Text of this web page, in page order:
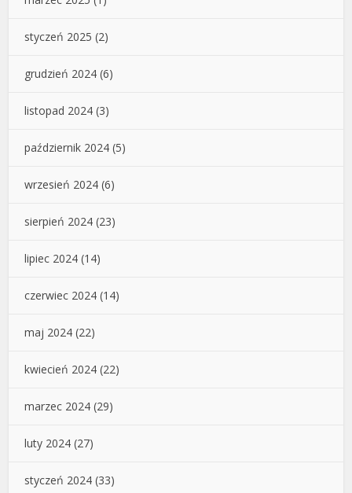
styczeń 2025 (2)
grudzień 2024 (6)
listopad 2024 (3)
październik 2024 (5)
wrzesień 2024 (6)
sierpień 2024 (23)
lipiec 2024 (14)
czerwiec 2024 (14)
maj 2024 (22)
kwiecień 2024 (22)
marzec 2024 (29)
luty 2024 (27)
styczeń 2024 (33)